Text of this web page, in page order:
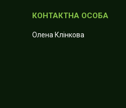
Олена Клiнкова